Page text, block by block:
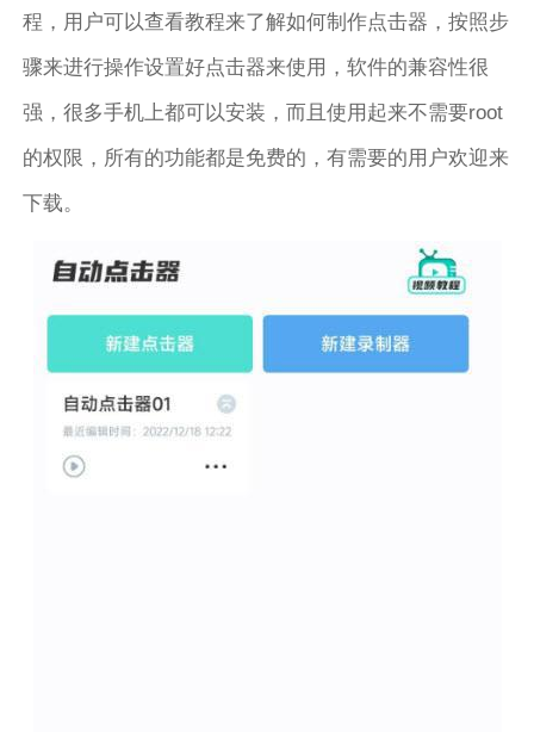
程，用户可以查看教程来了解如何制作点击器，按照步
骤来进行操作设置好点击器来使用，软件的兼容性很
强，很多手机上都可以安装，而且使用起来不需要root
的权限，所有的功能都是免费的，有需要的用户欢迎来
下载。